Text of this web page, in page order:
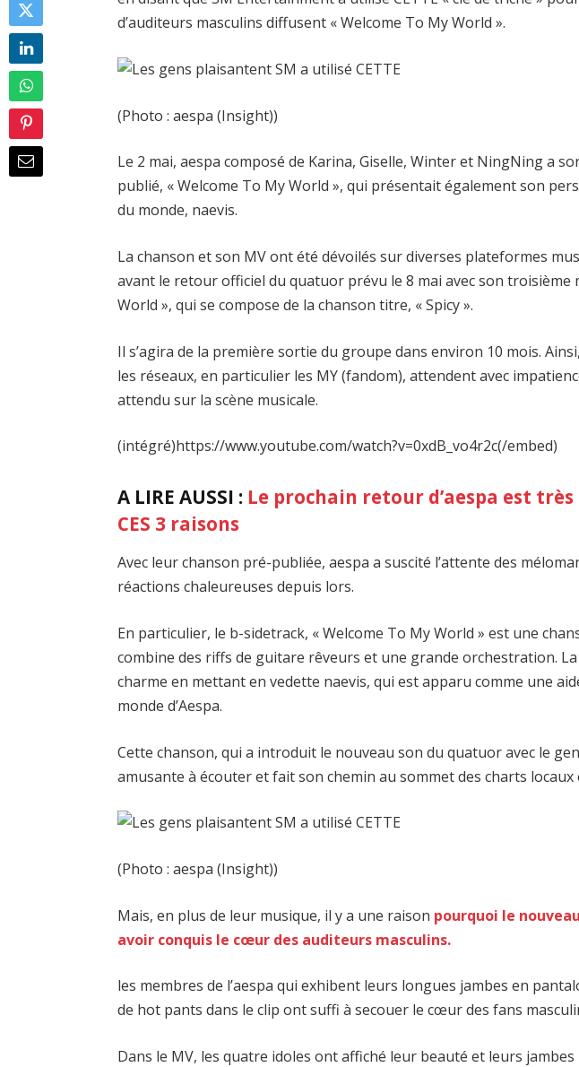
d’auditeurs masculins diffusent « Welcome To My World ».
(Photo : aespa (Insight))
Le 2 mai, aespa composé de Karina, Giselle, Winter et NingNing a
publié, « Welcome To My World », qui présentait également son
du monde, naevis.
La chanson et son MV ont été dévoilés sur diverses plateformes
avant le retour officiel du quatuor prévu le 8 mai avec son troisième
World », qui se compose de la chanson titre, « Spicy ».
Il s’agira de la première sortie du groupe dans environ 10 mois.
les réseaux, en particulier les MY (fandom), attendent avec
attendu sur la scène musicale.
(intégré)https://www.youtube.com/watch?v=0xdB_vo4r2c(/embed)
A LIRE AUSSI : Le prochain retour d’aespa est
CES 3 raisons
Avec leur chanson pré-publiée, aespa a suscité l’attente des
réactions chaleureuses depuis lors.
En particulier, le b-sidetrack, « Welcome To My World » est une
combine des riffs de guitare rêveurs et une grande orchestration.
charme en mettant en vedette naevis, qui est apparu comme une
monde d’Aespa.
Cette chanson, qui a introduit le nouveau son du quatuor avec le
amusante à écouter et fait son chemin au sommet des charts
(Photo : aespa (Insight))
Mais, en plus de leur musique, il y a une raison pourquoi le
avoir conquis le cœur des auditeurs masculins.
les membres de l’aespa qui exhibent leurs longues jambes en
de hot pants dans le clip ont suffi à secouer le cœur des fans
Dans le MV, les quatre idoles ont affiché leur beauté et leurs